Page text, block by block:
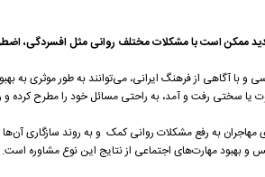
ممکن است با مشکلات مختلف روانی مثل افسردگی،
با آگاهی از فرهنگ ایرانی، می‌توانند به طور موثری به
یا سختی رفت و آمد، به راحتی مسائل خود را مطرح کرده و
مهاجران به رفع مشکلات روانی کمک و به روند سازگاری
و بهبود مهارت‌های اجتماعی از نتایج این نوع مشاوره است.